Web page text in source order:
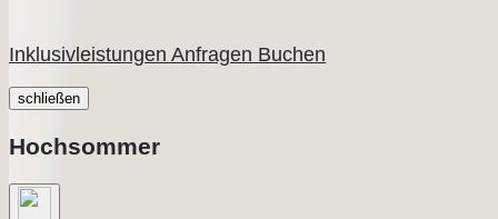
Inklusivleistungen Anfragen Buchen
schließen
Hochsommer